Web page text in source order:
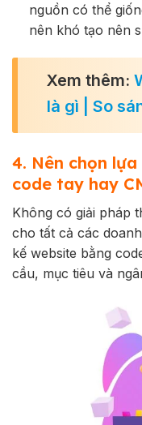
nguồn có thể
nên khó tạo nên
Xem thêm:
là gì | So
4. Nên chọn
code tay hay
Không có giải pháp
cho tất cả các
kế website bằng
cầu, mục tiêu và